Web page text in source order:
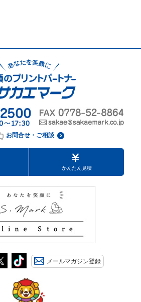
お問合せ・ご相談
かんたん見積
メールマガジン登録